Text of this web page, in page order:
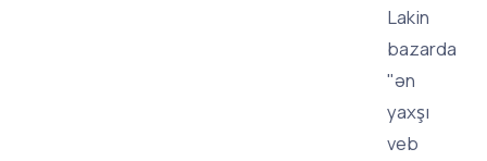
Lakin
bazarda
"ən
yaxşı
veb